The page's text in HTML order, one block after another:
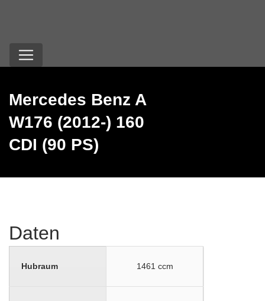
Mercedes Benz A
W176 (2012-) 160
CDI (90 PS)
Daten
Hubraum 1461 ccm